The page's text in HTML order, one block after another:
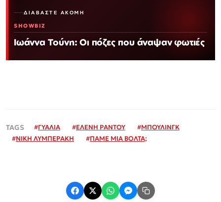
ΔΙΑΒΆΣΤΕ ΑΚΌΜΗ
SHOWBIZ
Ιωάννα Τούνη: Οι πόζες που άναψαν φωτιές
#ΓΥΑΛΙΑ #ΕΛΕΝΗ ΡΑΝΤΟΥ #ΜΠΟΥΛΙΝΓΚ
#ΝΙΚΗ ΛΥΜΠΕΡΑΚΗ #ΠΑΜΕ ΜΙΑ ΒΟΛΤΑ;